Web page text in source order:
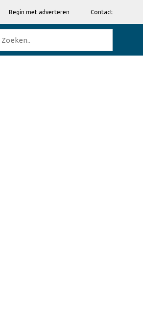
Begin met adverteren Contact